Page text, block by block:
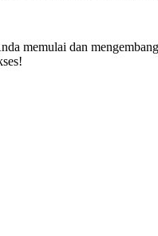
memulai dan